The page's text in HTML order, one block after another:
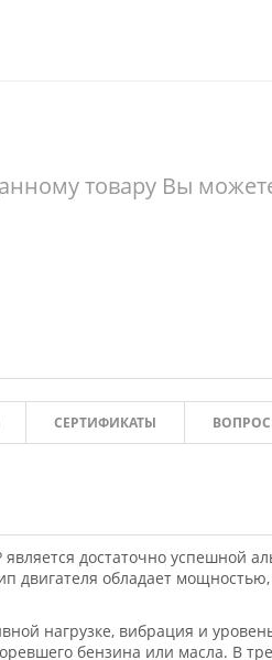
товару Вы
СЕРТИФИКАТЫ ВОПРОС
является достаточно успешной
двигателя обладает
нагрузке, вибрация и
бензина или масла. В